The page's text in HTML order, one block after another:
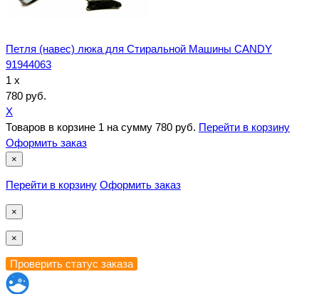
Петля (навес) люка для Стиральной Машины CANDY
91944063
1 x
780 руб.
X
Товаров в корзине 1 на сумму 780 руб. Перейти в корзину
Оформить заказ
×
Перейти в корзину Оформить заказ
×
×